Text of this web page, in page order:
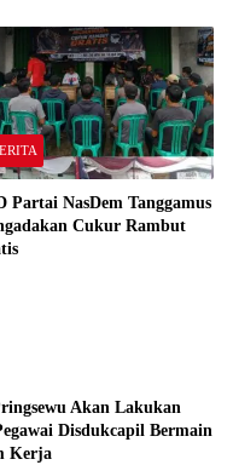
Partai NasDem Tanggamus
Cukur Rambut
Akan Lakukan
Disdukcapil Bermain
Kerja